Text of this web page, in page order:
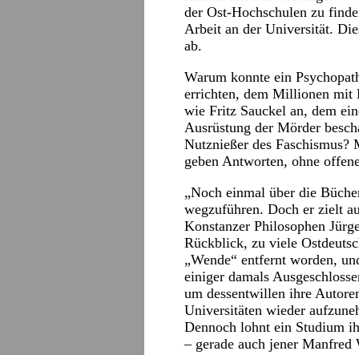
der Ost-Hochschulen zu
Arbeit an der Universität.
ab.
Warum konnte ein
errichten, dem Millionen mit
wie Fritz Sauckel an, dem
Ausrüstung der Mörder
Nutznießer des Faschismus?
geben Antworten, ohne
„Noch einmal über die
wegzuführen. Doch er zielt
Konstanzer Philosophen
Rückblick, zu viele
„Wende“ entfernt worden,
einiger damals
um dessentwillen ihre
Universitäten wieder
Dennoch lohnt ein Studium
– gerade auch jener